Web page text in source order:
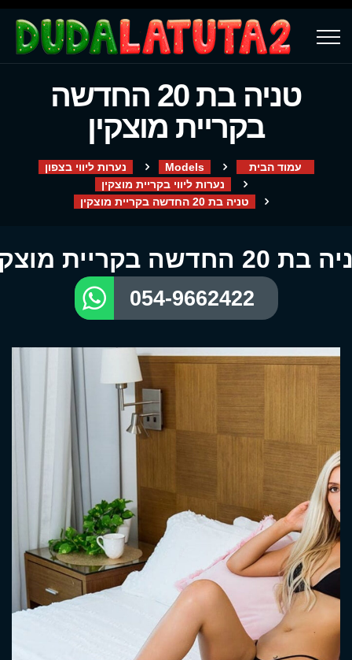
טניה בת 20 החדשה
בקריית מוצקין
עמוד הבית Models
נערות ליווי בצפון
נערות ליווי בקריית מוצקין
טניה בת 20 החדשה בקריית מוצקין
החדשה בקריית מוצקין
054-9662422